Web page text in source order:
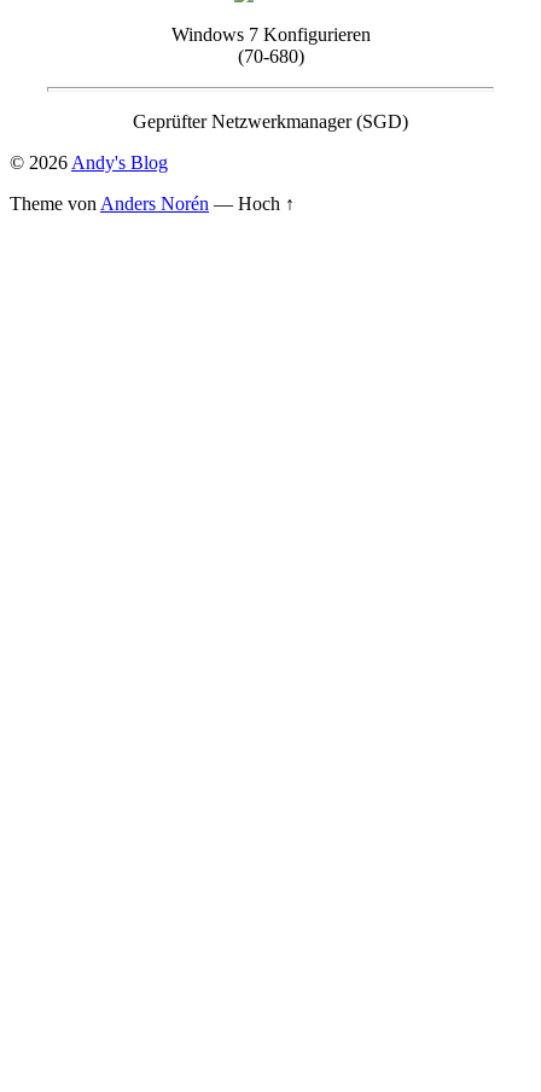
Windows 7 Konfigurieren
(70-680)
Geprüfter Netzwerkmanager (SGD)
© 2026Andy's Blog
Theme vonAnders Norén — Hoch ↑